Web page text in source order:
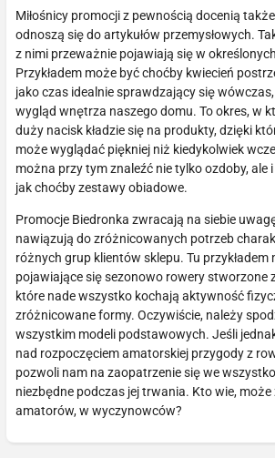
Miłośnicy promocji z pewnością docenią
odnoszą się do artykułów przemysłowych.
z nimi przeważnie pojawiają się w
Przykładem może być choćby kwiecień
jako czas idealnie sprawdzający się
wygląd wnętrza naszego domu. To okres, w
duży nacisk kładzie się na produkty, dzięki
może wyglądać piękniej niż kiedykolwiek
można przy tym znaleźć nie tylko ozdoby, ale
jak choćby zestawy obiadowe.
Promocje Biedronka zwracają na siebie
nawiązują do zróżnicowanych potrzeb
różnych grup klientów sklepu. Tu przykładem
pojawiające się sezonowo rowery stworzone
które nade wszystko kochają aktywność
zróżnicowane formy. Oczywiście, należy
wszystkim modeli podstawowych. Jeśli
nad rozpoczęciem amatorskiej przygody z
pozwoli nam na zaopatrzenie się we
niezbędne podczas jej trwania. Kto wie, może
amatorów, w wyczynowców?